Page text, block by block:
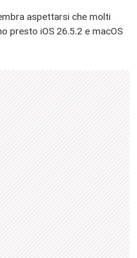
aspettarsi che molti
presto iOS 26.5.2 e macOS